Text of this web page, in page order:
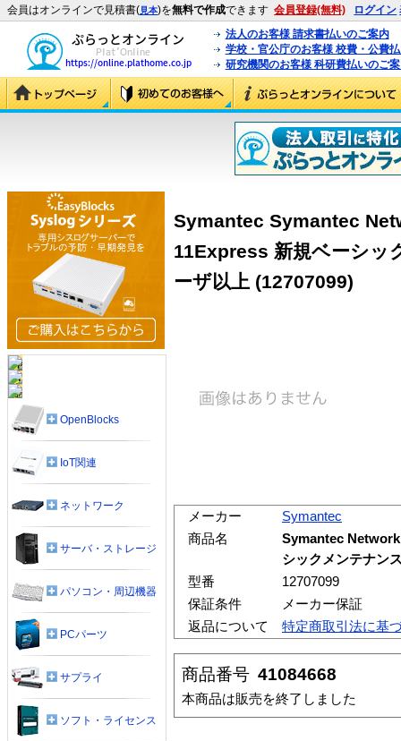
会員はオンラインで見積書(見本)を無料で作成できます 会員登録(無料) ログイン
法人のお客様 請求書払いのご案内
学校・官公庁のお客様 校費・公費
研究機関のお客様 科研費払いのご
Symantec Symantec
11Express 新規ベーシッ
ーザ以上 (12707099)
メーカー
Symantec
商品名
Symantec
シックメンテナン
型番
12707099
保証条件
メーカー保証
返品について
特定商取引法に基
商品番号 41084668
本商品は販売を終了しました
OpenBlocks
IoT関連
ネットワーク
サーバ・ストレージ
パソコン・周辺機器
PCパーツ
サプライ
ソフト・ライセンス